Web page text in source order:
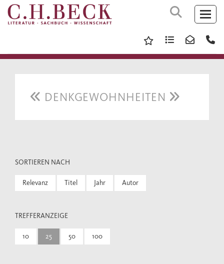
DENKGEWOHNHEITEN
SORTIEREN NACH
Relevanz Titel Jahr Autor
TREFFERANZEIGE
10 25 50 100